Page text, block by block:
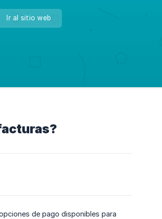
Ir al sitio web
de pago disponibles para